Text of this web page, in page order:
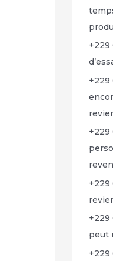
+229
+229
+229
+229
peut
+229